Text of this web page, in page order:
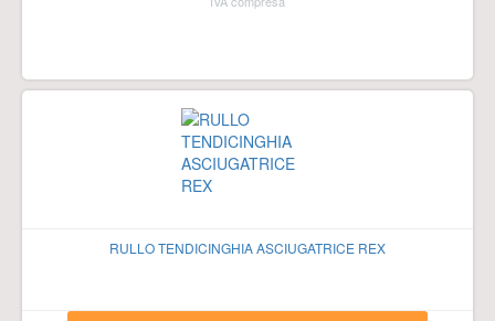
RULLO TENDICINGHIA ASCIUGATRICE REX